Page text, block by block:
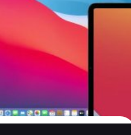
macOS ให้สามารถใช้งาน
ช้ชิปเซ็ตแบบ x86 ในเครื่อง
และขอเวลาสำหรับพัฒนาอีก
ะก้าวไปสู่วันนั้นอีกหนึ่งก้าว
า ในช่วงครึ่งปีแรกของปี 2021
ทาง TSMC และอาจขึ้นเป็น
(เพราะปกติก็สั่งผลิตชิป
อยู่แล้ว) ซึ่งรายงานว่าจะเป็น
บไว้ใช้บนเครื่อง Mac โดย